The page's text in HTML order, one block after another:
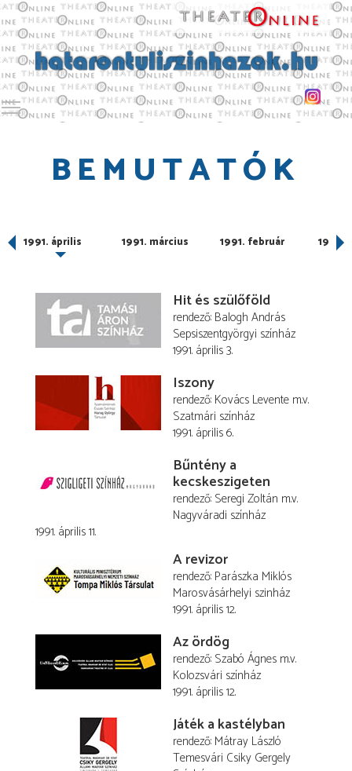
Toggle main menu visibility
BEMUTATÓK
1991. április 1991. március 1991. február 1991.
Hit és szülőföld
rendező Balogh András
Sepsiszentgyörgyi színház
1991. április 3.
Iszony
rendező Kovács Levente m.v.
Szatmári színház
1991. április 6.
Bűntény a
kecskeszigeten
rendező Seregi Zoltán m.v.
Nagyváradi színház
1991. április 11.
A revizor
rendező Parászka Miklós
Marosvásárhelyi szinház
1991. április 12.
Az ördög
rendező Szabó Ágnes m.v.
Kolozsvári színház
1991. április 12.
Játék a kastélyban
rendező Mátray László
Temesvári Csiky Gergely